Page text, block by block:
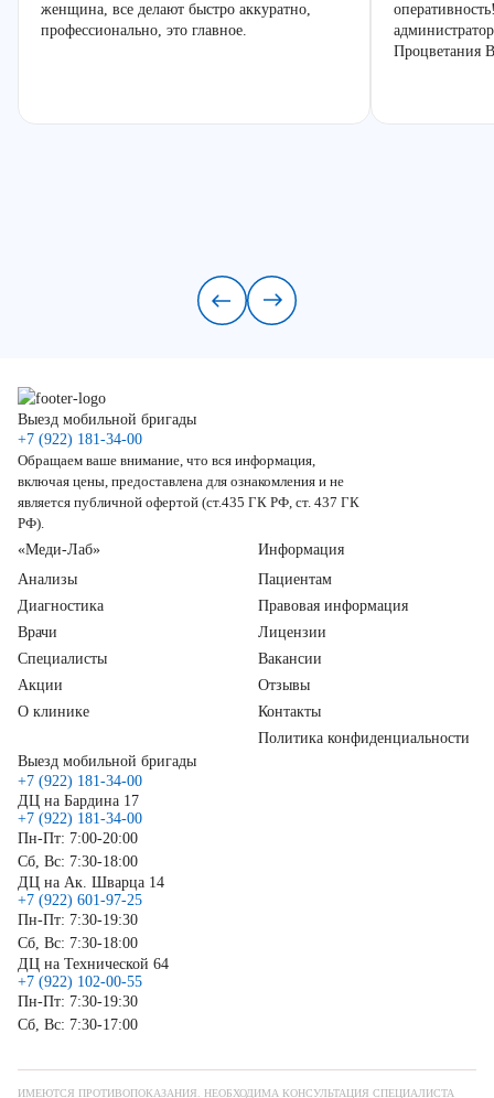
женщина, все делают быстро аккуратно,
профессионально, это главное.
Выезд мобильной бригады
+7 (922) 181-34-00
Обращаем ваше внимание, что вся информация,
включая цены, предоставлена для ознакомления и не
является публичной офертой (ст.435 ГК РФ, ст. 437 ГК
РФ).
«Меди-Лаб»
Анализы
Диагностика
Врачи
Специалисты
Акции
О клинике
Информация
Пациентам
Правовая информация
Лицензии
Вакансии
Отзывы
Контакты
Политика конфиденциальности
Выезд мобильной бригады
+7 (922) 181-34-00
ДЦ на Бардина 17
+7 (922) 181-34-00
Пн-Пт: 7:00-20:00
Сб, Вс: 7:30-18:00
ДЦ на Ак. Шварца 14
+7 (922) 601-97-25
Пн-Пт: 7:30-19:30
Сб, Вс: 7:30-18:00
ДЦ на Технической 64
+7 (922) 102-00-55
Пн-Пт: 7:30-19:30
Сб, Вс: 7:30-17:00
ИМЕЮТСЯ ПРОТИВОПОКАЗАНИЯ. НЕОБХОДИМА КОНСУЛЬТАЦИЯ СПЕЦИАЛИСТА